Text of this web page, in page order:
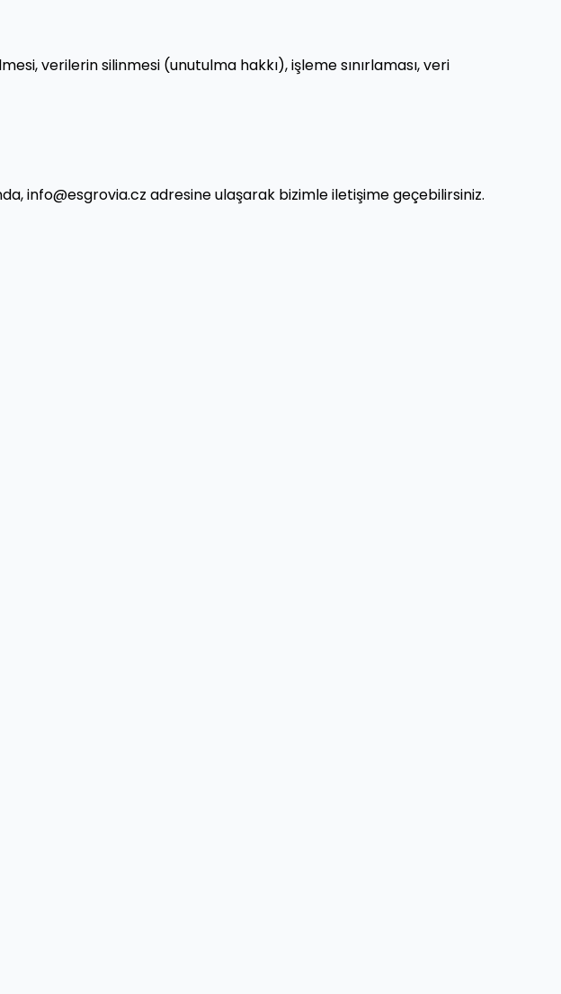
verilerin silinmesi (unutulma hakkı), işleme sınırlaması, veri
info@esgrovia.cz adresine ulaşarak bizimle iletişime geçebilirsiniz.